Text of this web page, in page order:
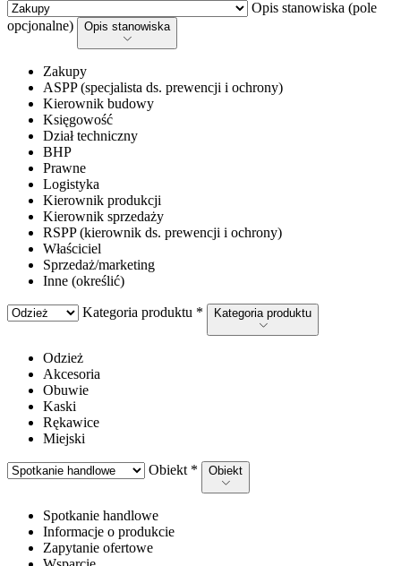
Opis stanowiska (pole
opcjonalne)
Opis stanowiska
Zakupy
ASPP (specjalista ds. prewencji i ochrony)
Kierownik budowy
Księgowość
Dział techniczny
BHP
Prawne
Logistyka
Kierownik produkcji
Kierownik sprzedaży
RSPP (kierownik ds. prewencji i ochrony)
Właściciel
Sprzedaż/marketing
Inne (określić)
Kategoria produktu * Kategoria produktu
Odzież
Akcesoria
Obuwie
Kaski
Rękawice
Miejski
Obiekt * Obiekt
Spotkanie handlowe
Informacje o produkcie
Zapytanie ofertowe